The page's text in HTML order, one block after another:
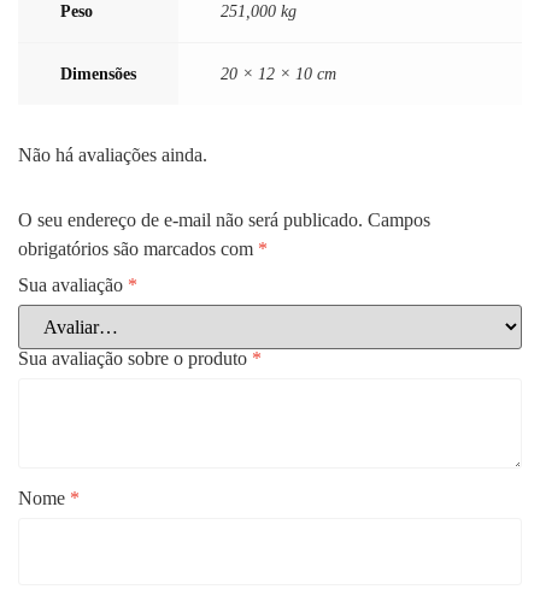
Peso 251,000 kg
Dimensões 20 × 12 × 10 cm
Não há avaliações ainda.
O seu endereço de e-mail não será publicado. Campos
obrigatórios são marcados com *
Sua avaliação *
Sua avaliação sobre o produto *
Nome *